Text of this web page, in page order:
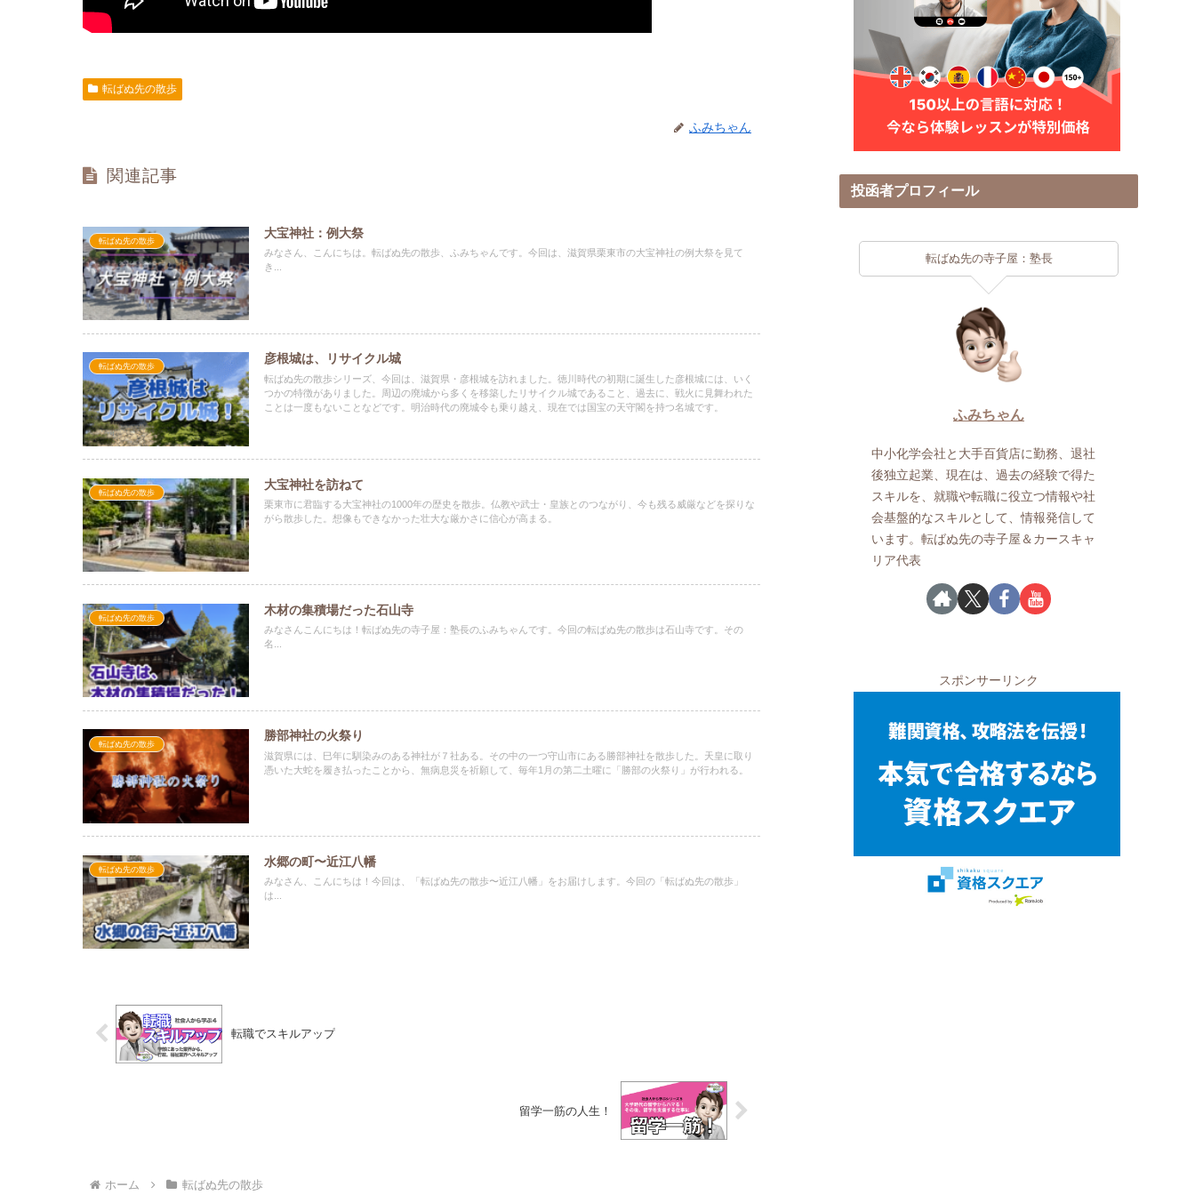
転ばぬ先の散歩
ふみちゃん
関連記事
転ばぬ先の散歩
大宝神社：例大祭
みなさん、こんにちは。転ばぬ先の散歩、ふみちゃんです。今回は、滋賀県栗東市の大宝神社の例大祭を見て
き...
転ばぬ先の散歩
彦根城は、リサイクル城
転ばぬ先の散歩シリーズ、今回は、滋賀県・彦根城を訪れました。徳川時代の初期に誕生した彦根城には、いく
つかの特徴がありました。周辺の廃城から多くを移築したリサイクル城であること、過去に、戦火に見舞われた
ことは一度もないことなどです。明治時代の廃城令も乗り越え、現在では国宝の天守閣を持つ名城です。
転ばぬ先の散歩
大宝神社を訪ねて
栗東市に君臨する大宝神社の1000年の歴史を散歩。仏教や武士・皇族とのつながり、今も残る威厳などを探りな
がら散歩した。想像もできなかった壮大な厳かさに信心が高まる。
転ばぬ先の散歩
木材の集積場だった石山寺
みなさんこんにちは！転ばぬ先の寺子屋：塾長のふみちゃんです。今回の転ばぬ先の散歩は石山寺です。その
名...
転ばぬ先の散歩
勝部神社の火祭り
滋賀県には、巳年に馴染みのある神社が７社ある。その中の一つ守山市にある勝部神社を散歩した。天皇に取り
憑いた大蛇を履き払ったことから、無病息災を祈願して、毎年1月の第二土曜に「勝部の火祭り」が行われる。
転ばぬ先の散歩
水郷の町〜近江八幡
みなさん、こんにちは！今回は、「転ばぬ先の散歩〜近江八幡」をお届けします。今回の「転ばぬ先の散歩」
は...
転職でスキルアップ
留学一筋の人生！
ホーム 転ばぬ先の散歩
投函者プロフィール
転ばぬ先の寺子屋：塾長
ふみちゃん
中小化学会社と大手百貨店に勤務、退社
後独立起業、現在は、過去の経験で得た
スキルを、就職や転職に役立つ情報や社
会基盤的なスキルとして、情報発信して
います。転ばぬ先の寺子屋＆カースキャ
リア代表
スポンサーリンク